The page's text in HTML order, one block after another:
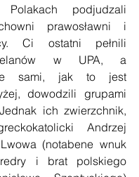
podjudzali
prawosławni i
Ci ostatni pełnili
w UPA, a
sami, jak to jest
dowodzili grupami
ich zwierzchnik,
Andrzej
(notabene wnuk
i brat polskiego